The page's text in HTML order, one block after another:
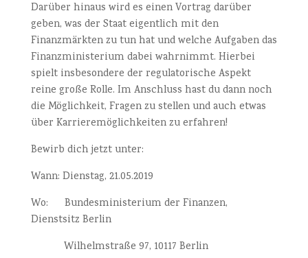
Darüber hinaus wird es einen Vortrag darüber
geben, was der Staat eigentlich mit den
Finanzmärkten zu tun hat und welche Aufgaben das
Finanzministerium dabei wahrnimmt. Hierbei
spielt insbesondere der regulatorische Aspekt
reine große Rolle. Im Anschluss hast du dann noch
die Möglichkeit, Fragen zu stellen und auch etwas
über Karrieremöglichkeiten zu erfahren!
Bewirb dich jetzt unter:
Wann: Dienstag, 21.05.2019
Wo: Bundesministerium der Finanzen,
Dienstsitz Berlin
Wilhelmstraße 97, 10117 Berlin